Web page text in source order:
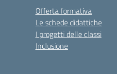
Offerta formativa
Le schede didattiche
I progetti delle classi
Inclusione